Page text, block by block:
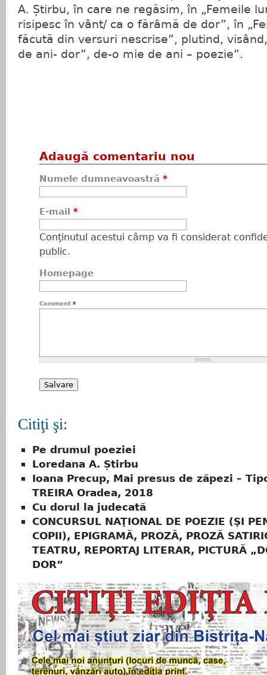
A. Știrbu, în care ne regăsim, în „Femeile
risipesc în vânt/ ca o fărâmă de dor”, în
făcută din versuri nescrise”, plutind,
de ani- dor”, de-o mie de ani – poezie”.
Adaugă comentariu nou
Numele dumneavoastră *
E-mail *
Conţinutul acestui câmp va fi considerat
public.
Homepage
Comment *
Citiţi şi:
Pe drumul poeziei
Loredana A. Știrbu
Ioana Precup, Mai presus de zăpezi –
TREIRA Oradea, 2018
Cu dorul la judecată
CONCURSUL NAŢIONAL DE POEZIE (ŞI
COPII), EPIGRAMĂ, PROZĂ, PROZĂ
TEATRU, REPORTAJ LITERAR, PICTURĂ
DOR”